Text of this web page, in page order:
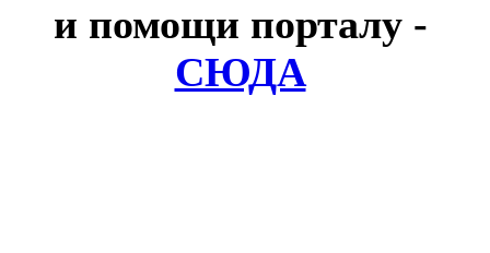
и помощи порталу -
СЮДА